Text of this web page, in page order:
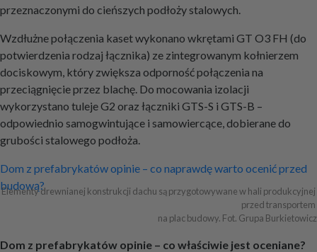
przeznaczonymi do cieńszych podłoży stalowych.
Wzdłużne połączenia kaset wykonano wkrętami GT O3 FH (do
potwierdzenia rodzaj łącznika) ze zintegrowanym kołnierzem
dociskowym, który zwiększa odporność połączenia na
przeciągnięcie przez blachę. Do mocowania izolacji
wykorzystano tuleje G2 oraz łączniki GTS-S i GTS-B –
odpowiednio samogwintujące i samowiercące, dobierane do
grubości stalowego podłoża.
Nawigacja
wpisu
Dom z prefabrykatów opinie – co naprawdę warto ocenić przed
budową?
Elementy drewnianej konstrukcji dachu są przygotowywane w hali produkcyjnej
przed transportem
na plac budowy. Fot. Grupa Burkietowicz
Dom z prefabrykatów opinie – co właściwie jest oceniane?